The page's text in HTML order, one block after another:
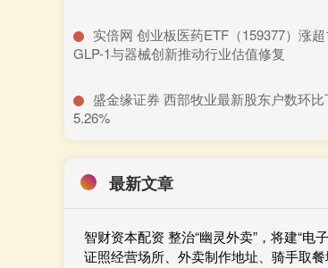
实倍网 创业板医药ETF（159377）涨超
GLP-1与器械创新推动行业估值修复
盛金缘证券 西部牧业最新股东户数环比
5.26%
最新文章
智财资本配资 整治“幽灵外卖”，将建“电子
证照经营场所、外卖制作地址、骑手取